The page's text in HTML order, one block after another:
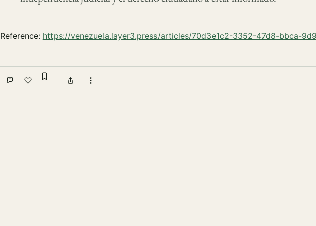
Reference: https://venezuela.layer3.press/articles/70d3e1c2-3352-47d8-bbca-
Comment
Like
Sign in to bookmark
ShareMore actions